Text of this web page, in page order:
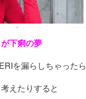
下痢の夢
を漏らしちゃったら
えたりすると